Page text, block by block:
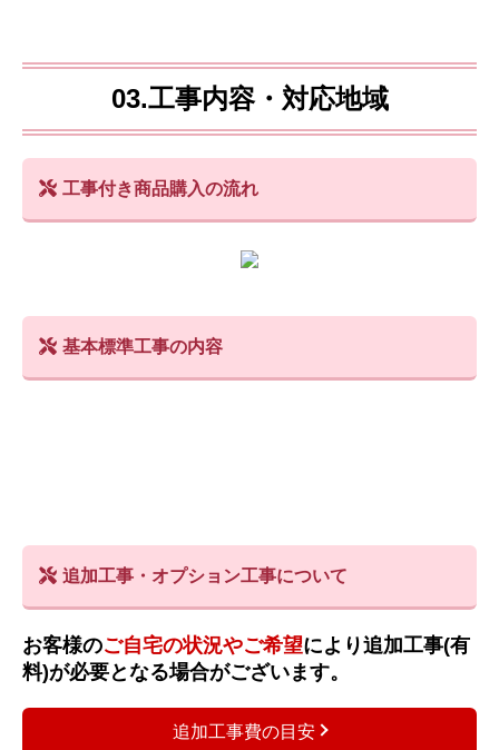
03.工事内容・対応地域
工事付き商品購入の流れ
基本標準工事の内容
追加工事・オプション工事について
お客様のご自宅の状況やご希望により追加工事(有
料)が必要となる場合がございます。
追加工事費の目安